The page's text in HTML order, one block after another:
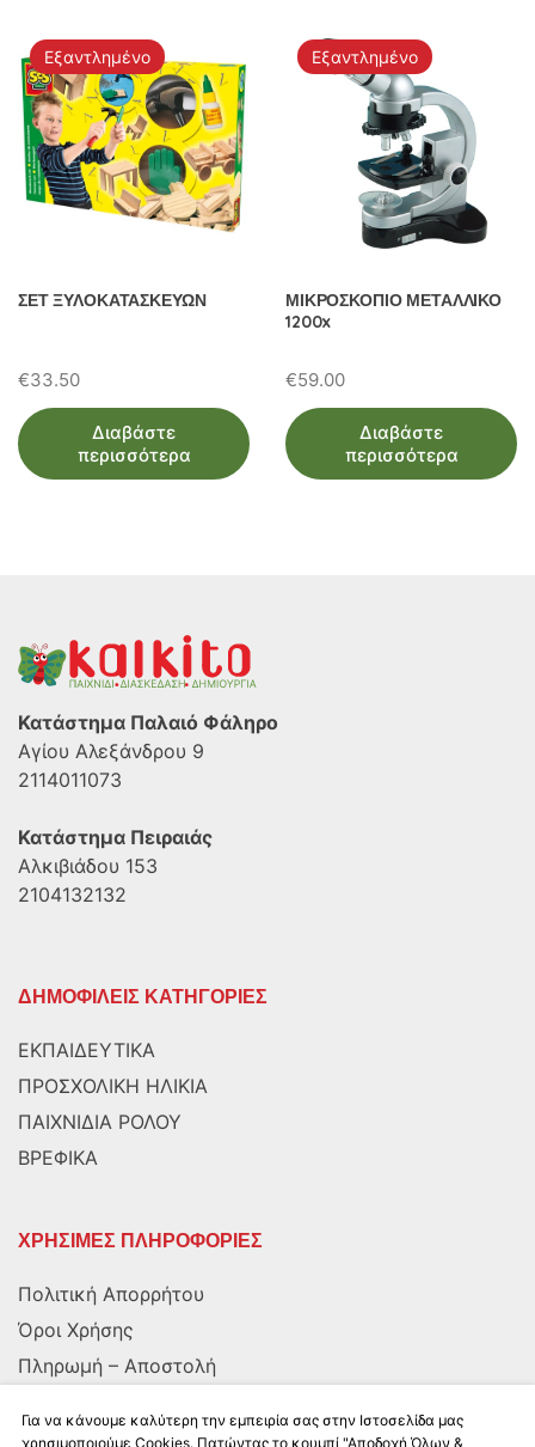
Εξαντλημένο
ΣΕΤ ΞΥΛΟΚΑΤΑΣΚΕΥΩΝ
€33.50
Διαβάστε
περισσότερα
Εξαντλημένο
ΜΙΚΡΟΣΚΟΠΙΟ ΜΕΤΑΛΛΙΚΟ
1200x
€59.00
Διαβάστε
περισσότερα
Κατάστημα Παλαιό Φάληρο
Αγίου Αλεξάνδρου 9
2114011073
Κατάστημα Πειραιάς
Αλκιβιάδου 153
2104132132
ΔΗΜΟΦΙΛΕΙΣ ΚΑΤΗΓΟΡΙΕΣ
ΕΚΠΑΙΔΕΥΤΙΚΑ
ΠΡΟΣΧΟΛΙΚΗ ΗΛΙΚΙΑ
ΠΑΙΧΝΙΔΙΑ ΡΟΛΟΥ
ΒΡΕΦΙΚΑ
ΧΡΗΣΙΜΕΣ ΠΛΗΡΟΦΟΡΙΕΣ
Πολιτική Απορρήτου
Όροι Χρήσης
Πληρωμή – Αποστολή
Για να κάνουμε καλύτερη την εμπειρία σας στην Ιστοσελίδα μας
χρησιμοποιούμε Cookies. Πατώντας το κουμπί "Αποδοχή Όλων &